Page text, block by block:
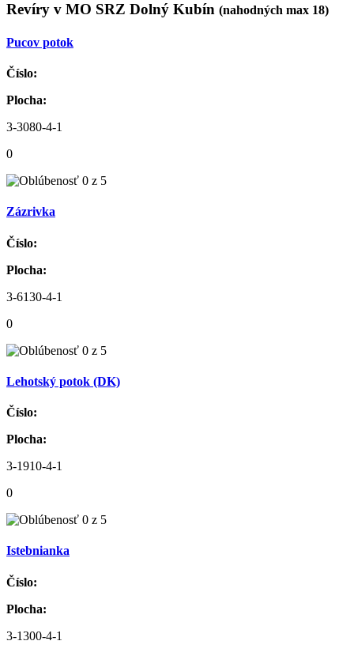
Revíry v MO SRZ Dolný Kubín (nahodných max 18)
Pucov potok
Číslo:
Plocha:
3-3080-4-1
0
Zázrivka
Číslo:
Plocha:
3-6130-4-1
0
Lehotský potok (DK)
Číslo:
Plocha:
3-1910-4-1
0
Istebnianka
Číslo:
Plocha:
3-1300-4-1